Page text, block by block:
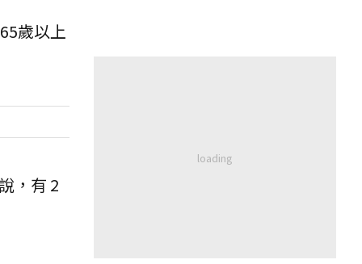
歲以上
，有 2